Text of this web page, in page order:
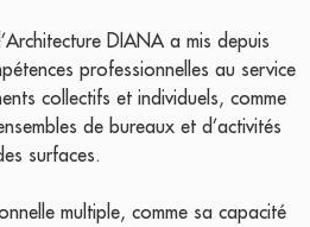
DIANA a mis depuis
professionnelles au service
collectifs et individuels, comme
de bureaux et d’activités
surfaces.
multiple, comme sa capacité